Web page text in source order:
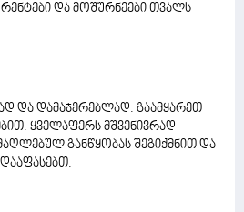
და მოშურნეები თვალს
და დამაჯერებლად. გაამყარეთ
ყველაფერს მშვენივრად
განწყობას შეგიქმნით და